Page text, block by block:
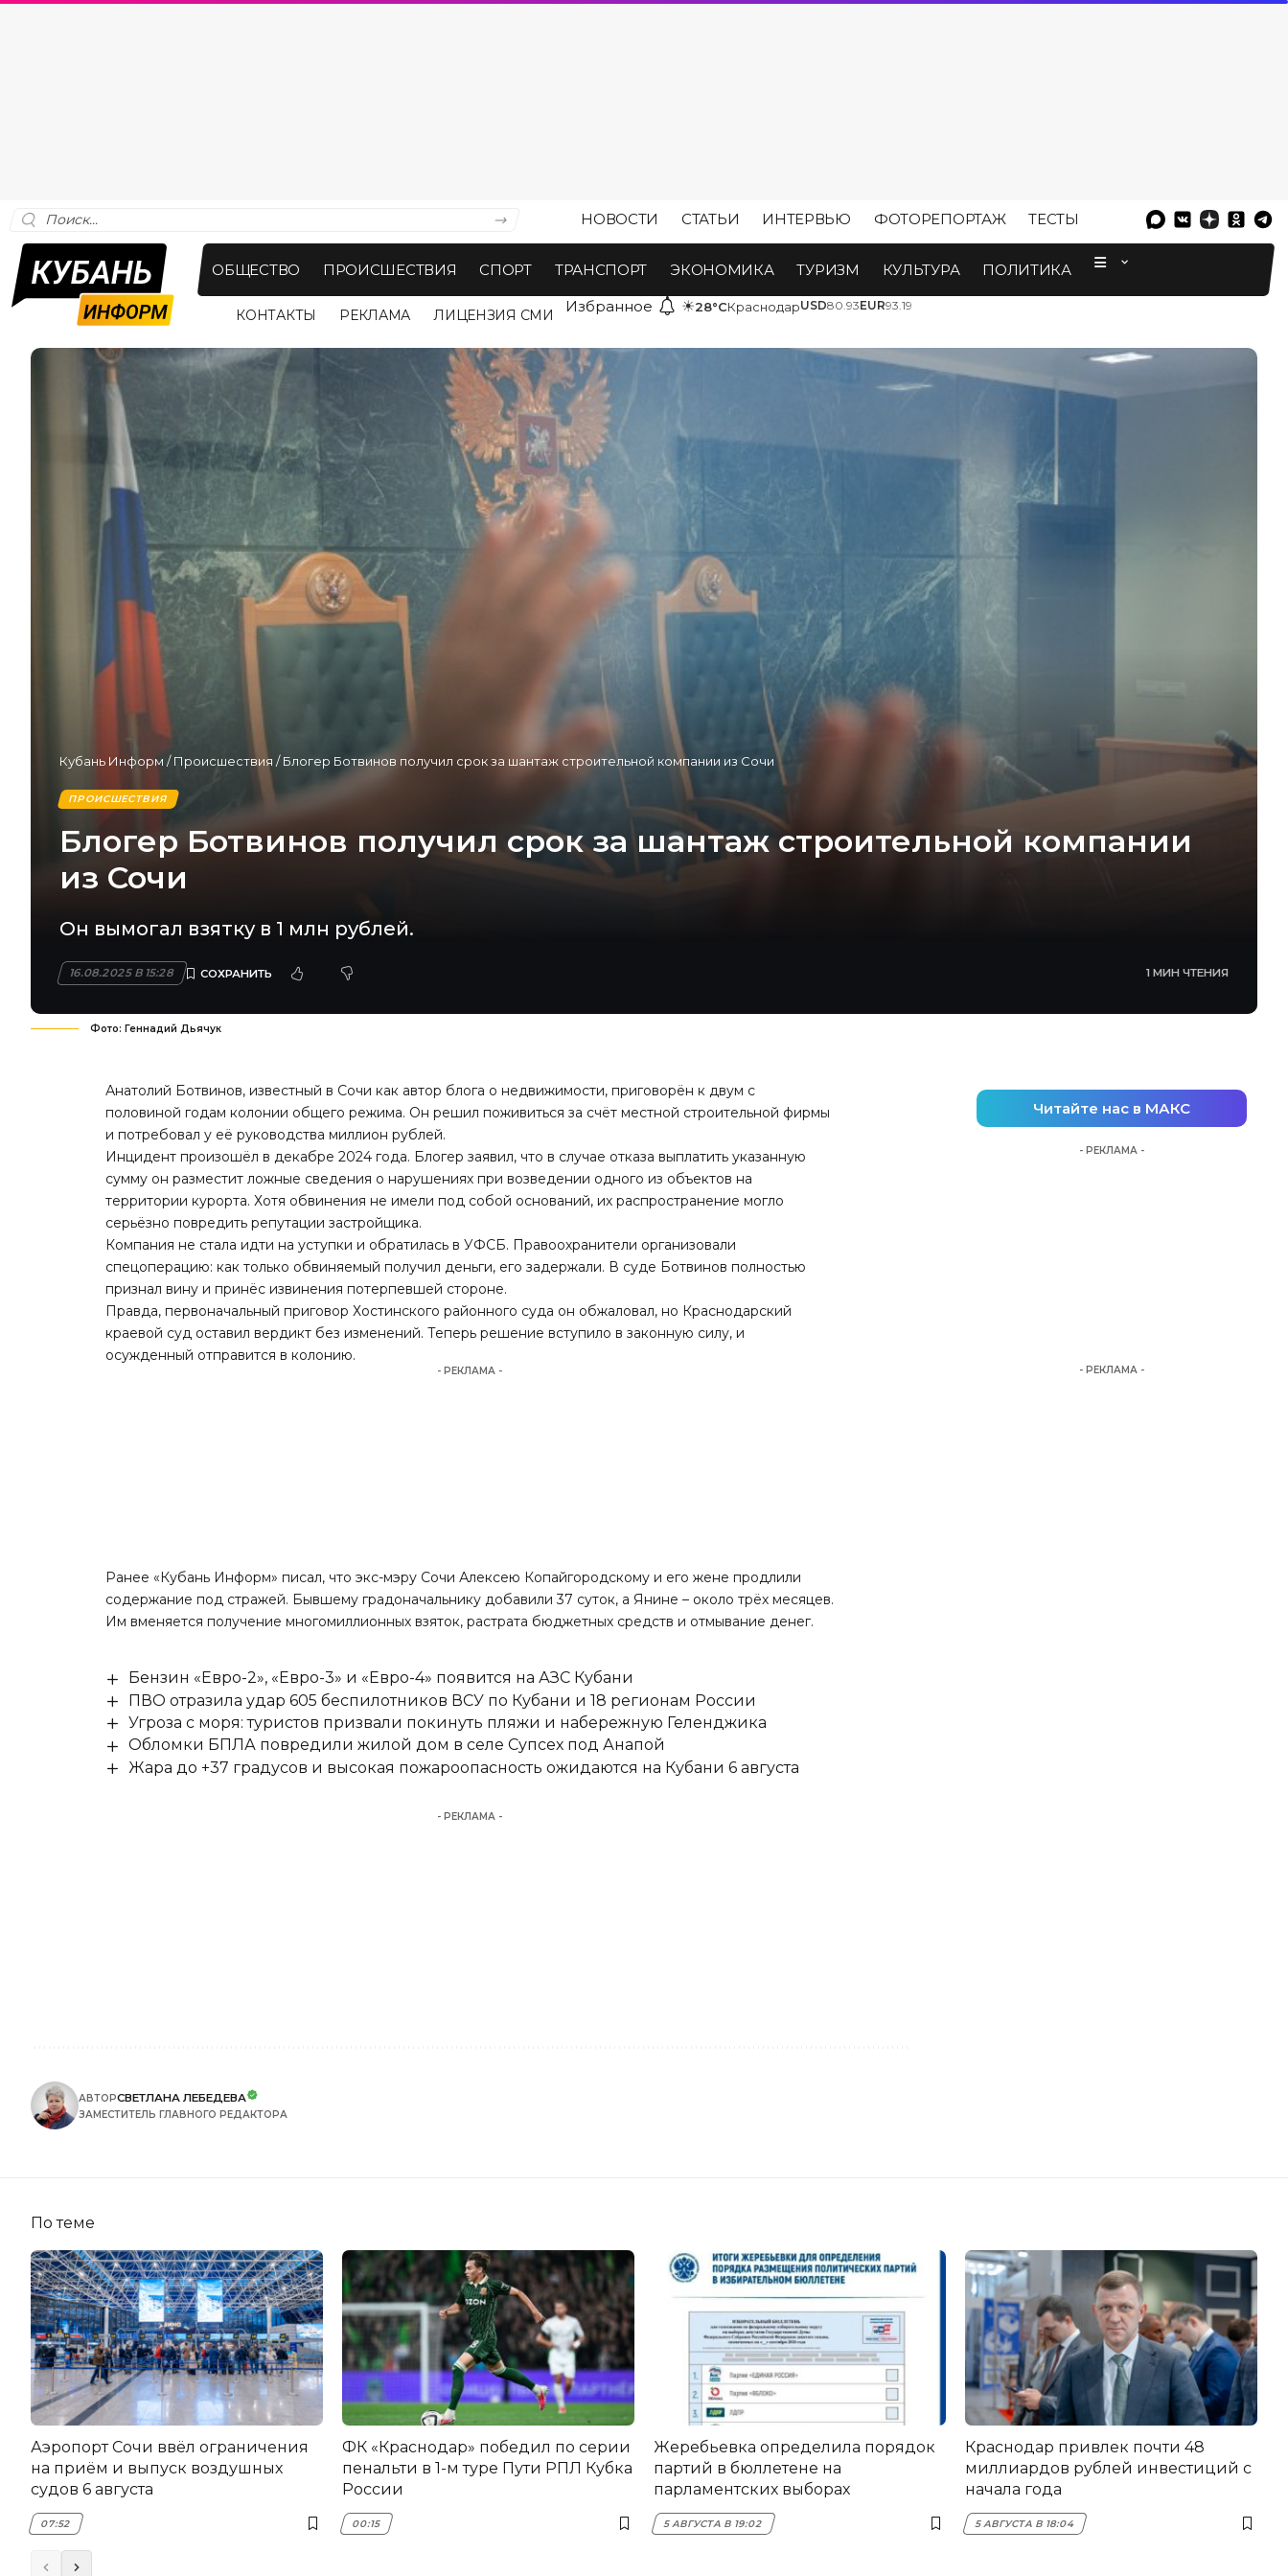
НОВОСТИ СТАТЬИ ИНТЕРВЬЮ ФОТОРЕПОРТАЖ ТЕСТЫ
ОБЩЕСТВО ПРОИСШЕСТВИЯ СПОРТ ТРАНСПОРТ ЭКОНОМИКА ТУРИЗМ КУЛЬТУРА ПОЛИТИКА
КОНТАКТЫ РЕКЛАМА ЛИЦЕНЗИЯ СМИ Избранное ☀28°CКраснодарUSD80.93EUR93.19
Кубань Информ /Происшествия /Блогер Ботвинов получил срок за шантаж строительной компании из Сочи
ПРОИСШЕСТВИЯ
Блогер Ботвинов получил срок за шантаж строительной компании
из Сочи
Он вымогал взятку в 1 млн рублей.
16.08.2025 В 15:28 1 МИН ЧТЕНИЯ
Фото: Геннадий Дьячук
Анатолий Ботвинов, известный в Сочи как автор блога о недвижимости, приговорён к двум с
половиной годам колонии общего режима. Он решил поживиться за счёт местной строительной фирмы
и потребовал у её руководства миллион рублей.
Инцидент произошёл в декабре 2024 года. Блогер заявил, что в случае отказа выплатить указанную
сумму он разместит ложные сведения о нарушениях при возведении одного из объектов на
территории курорта. Хотя обвинения не имели под собой оснований, их распространение могло
серьёзно повредить репутации застройщика.
Компания не стала идти на уступки и обратилась в УФСБ. Правоохранители организовали
спецоперацию: как только обвиняемый получил деньги, его задержали. В суде Ботвинов полностью
признал вину и принёс извинения потерпевшей стороне.
Правда, первоначальный приговор Хостинского районного суда он обжаловал, но Краснодарский
краевой суд оставил вердикт без изменений. Теперь решение вступило в законную силу, и
осужденный отправится в колонию.
- РЕКЛАМА -
Ранее «Кубань Информ» писал, что экс-мэру Сочи Алексею Копайгородскому и его жене продлили
содержание под стражей. Бывшему градоначальнику добавили 37 суток, а Янине – около трёх месяцев.
Им вменяется получение многомиллионных взяток, растрата бюджетных средств и отмывание денег.
Бензин «Евро-2», «Евро-3» и «Евро-4» появится на АЗС Кубани
ПВО отразила удар 605 беспилотников ВСУ по Кубани и 18 регионам России
Угроза с моря: туристов призвали покинуть пляжи и набережную Геленджика
Обломки БПЛА повредили жилой дом в селе Супсех под Анапой
Жара до +37 градусов и высокая пожароопасность ожидаются на Кубани 6 августа
- РЕКЛАМА -
АВТОРСВЕТЛАНА ЛЕБЕДЕВА
ЗАМЕСТИТЕЛЬ ГЛАВНОГО РЕДАКТОРА
Читайте нас в МАКС
- РЕКЛАМА -
- РЕКЛАМА -
По теме
Аэропорт Сочи ввёл ограничения
на приём и выпуск воздушных
судов 6 августа
07:52
ФК «Краснодар» победил по серии
пенальти в 1-м туре Пути РПЛ Кубка
России
00:15
Жеребьевка определила порядок
партий в бюллетене на
парламентских выборах
5 АВГУСТА В 19:02
Краснодар привлек почти 48
миллиардов рублей инвестиций с
начала года
5 АВГУСТА В 18:04